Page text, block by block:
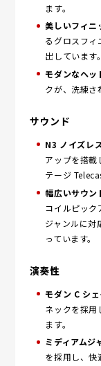
ます。
美しいフィニ
るグロスフィ
出しています。
モダンなヘッ
クが、洗練さ
サウンド
N3 ノイズレ
アップを搭載
テージ
幅広いサウン
コイルピック
ジャンルに対
っています。
演奏性
モダン C シ
ネックを採用
ます。
ミディアムジ
を採用し、快